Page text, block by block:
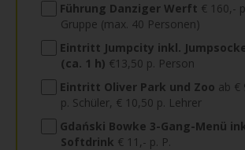
Führung Danziger Werft € 160,-
Gruppe (max. 40 Personen)
Eintritt Jumpcity inkl.
(ca. 1 h) €13,50 p. Person
Eintritt Oliver Park und Zoo ab €
p. Schüler, € 10,50 p. Lehrer
Gdański Bowke 3-Gang-Menü
Softdrink € 11,- p. P.